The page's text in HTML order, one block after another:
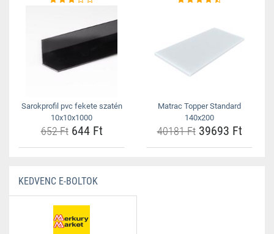
Sarokprofil pvc fekete szatén
10x10x1000
652 Ft644 Ft
Matrac Topper Standard
140x200
40181 Ft39693 Ft
KEDVENC E-BOLTOK